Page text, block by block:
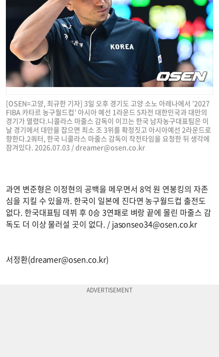
[OSEN=고양, 최규한 기자] 3일 오후 경기도 고양 소노 아레나에서 ’2027
FIBA 카타르 농구월드컵’ 아시아 예선 1라운드 5차전 대한민국과 대만의
경기가 열렸다.니콜라스 마줄스 감독이 이끄는 한국 남자농구대표팀은 이
날 경기에서 대만을 잡으면 최소 조 3위를 확정짓고 아시아예선 2라운드로
향한다.2쿼터, 한국 니콜라스 마줄스 감독이 작전타임을 요청한 뒤 생각에
잠겨있다. 2026.07.03 /dreamer@osen.co.kr
과연 변준형은 이정현의 공백을 메우면서 8억 원 연봉킹의 자존
심을 지킬 수 있을까. 한국이 일본에 진다면 농구월드컵 출전도
없다. 한국대표팀 데뷔 후 0승 3연패로 벼랑 끝에 몰린 마줄스 감
독도 더 이상 물러설 곳이 없다. / jasonseo34@osen.co.kr
서정환(dreamer@osen.co.kr)